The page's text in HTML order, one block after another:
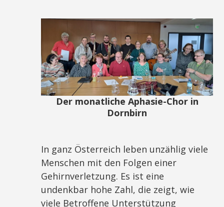
Der monatliche Aphasie-Chor in
Dornbirn
In ganz Österreich leben unzählig viele
Menschen mit den Folgen einer
Gehirnverletzung. Es ist eine
undenkbar hohe Zahl, die zeigt, wie
viele Betroffene Unterstützung